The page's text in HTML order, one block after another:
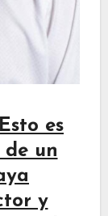
es
de un
y